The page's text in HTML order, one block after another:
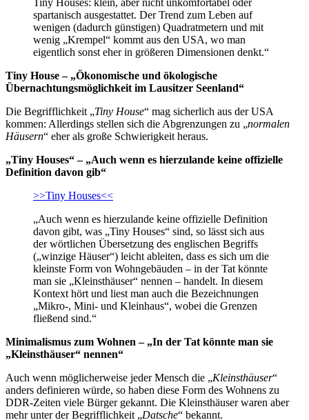
spartanisch ausgestattet. Der Trend zum Leben auf
wenigen (dadurch günstigen) Quadratmetern und mit
wenig „Krempel“ kommt aus den USA, wo man
eigentlich sonst eher in größeren Dimensionen denkt.“
Tiny House – „Ökonomische und ökologische
Übernachtungsmöglichkeit im Lausitzer Seenland“
Die Begrifflichkeit „Tiny House“ mag sicherlich aus der USA
kommen: Allerdings stellen sich die Abgrenzungen zu „normalen
Häusern“ eher als große Schwierigkeit heraus.
„Tiny Houses“ – „Auch wenn es hierzulande keine offizielle
Definition davon gib“
>>Tiny Houses<<
„Auch wenn es hierzulande keine offizielle Definition
davon gibt, was „Tiny Houses“ sind, so lässt sich aus
der wörtlichen Übersetzung des englischen Begriffs
(„winzige Häuser“) leicht ableiten, dass es sich um die
kleinste Form von Wohngebäuden – in der Tat könnte
man sie „Kleinsthäuser“ nennen – handelt. In diesem
Kontext hört und liest man auch die Bezeichnungen
„Mikro-, Mini- und Kleinhaus“, wobei die Grenzen
fließend sind.“
Minimalismus zum Wohnen – „In der Tat könnte man sie
„Kleinsthäuser“ nennen“
Auch wenn möglicherweise jeder Mensch die „Kleinsthäuser“
anders definieren würde, so haben diese Form des Wohnens zu
DDR-Zeiten viele Bürger gekannt. Die Kleinsthäuser waren aber
mehr unter der Begrifflichkeit „Datsche“ bekannt.